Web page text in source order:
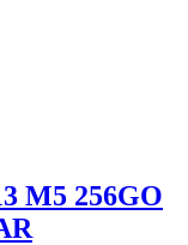
M5 256GO